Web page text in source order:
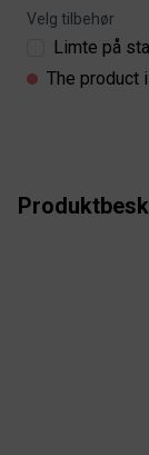
Product
Velg tilbehør
Limte på
The product